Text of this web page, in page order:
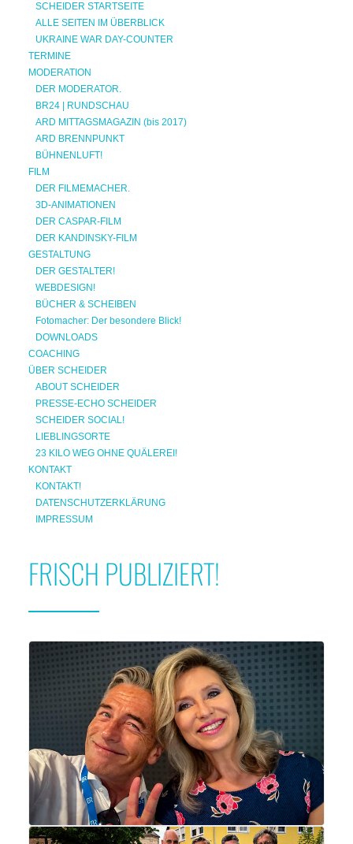
SCHEIDER STARTSEITE
ALLE SEITEN IM ÜBERBLICK
UKRAINE WAR DAY-COUNTER
TERMINE
MODERATION
DER MODERATOR.
BR24 | RUNDSCHAU
ARD MITTAGSMAGAZIN (bis 2017)
ARD BRENNPUNKT
BÜHNENLUFT!
FILM
DER FILMEMACHER.
3D-ANIMATIONEN
DER CASPAR-FILM
DER KANDINSKY-FILM
GESTALTUNG
DER GESTALTER!
WEBDESIGN!
BÜCHER & SCHEIBEN
Fotomacher: Der besondere Blick!
DOWNLOADS
COACHING
ÜBER SCHEIDER
ABOUT SCHEIDER
PRESSE-ECHO SCHEIDER
SCHEIDER SOCIAL!
LIEBLINGSORTE
23 KILO WEG OHNE QUÄLEREI!
KONTAKT
KONTAKT!
DATENSCHUTZERKLÄRUNG
IMPRESSUM
FRISCH PUBLIZIERT!